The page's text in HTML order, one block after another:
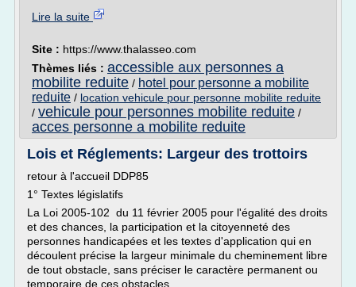
Lire la suite
Site : https://www.thalasseo.com
Thèmes liés : accessible aux personnes a
mobilite reduite / hotel pour personne a mobilite
reduite / location vehicule pour personne mobilite reduite
/ vehicule pour personnes mobilite reduite /
acces personne a mobilite reduite
Lois et Réglements: Largeur des trottoirs
retour à l'accueil DDP85
1° Textes législatifs
La Loi 2005-102 du 11 février 2005 pour l'égalité des droits
et des chances, la participation et la citoyenneté des
personnes handicapées et les textes d'application qui en
découlent précise la largeur minimale du cheminement libre
de tout obstacle, sans préciser le caractère permanent ou
temporaire de ces obstacles.